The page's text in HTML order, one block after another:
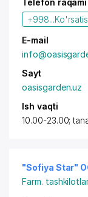
Telefon raqami
+998...
E-mail
Sayt
oasisgarden.uz
Ish vaqti
10.00-23.00;
"Sofiya Star"
Farm.